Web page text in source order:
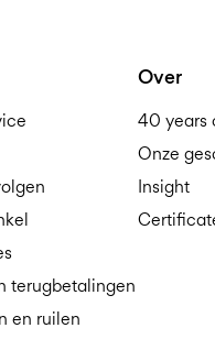
terugbetalingen
en ruilen
Over
40 years
Onze
Insight